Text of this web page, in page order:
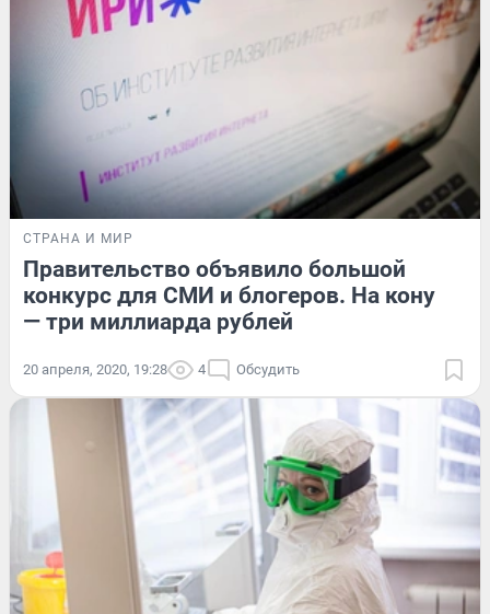
СТРАНА И МИР
Правительство объявило большой
конкурс для СМИ и блогеров. На кону
— три миллиарда рублей
20 апреля, 2020, 19:28 4 Обсудить